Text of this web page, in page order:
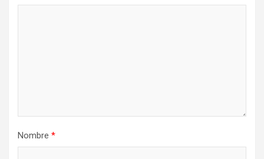
Nombre *